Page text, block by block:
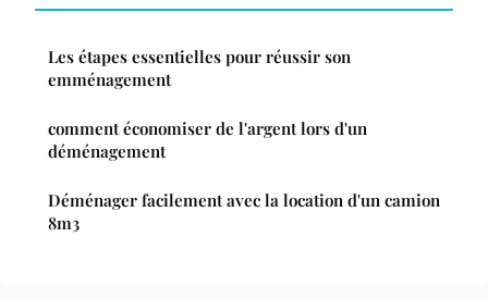
Les étapes essentielles pour réussir son
emménagement
comment économiser de l'argent lors d'un
déménagement
Déménager facilement avec la location d'un camion
8m3